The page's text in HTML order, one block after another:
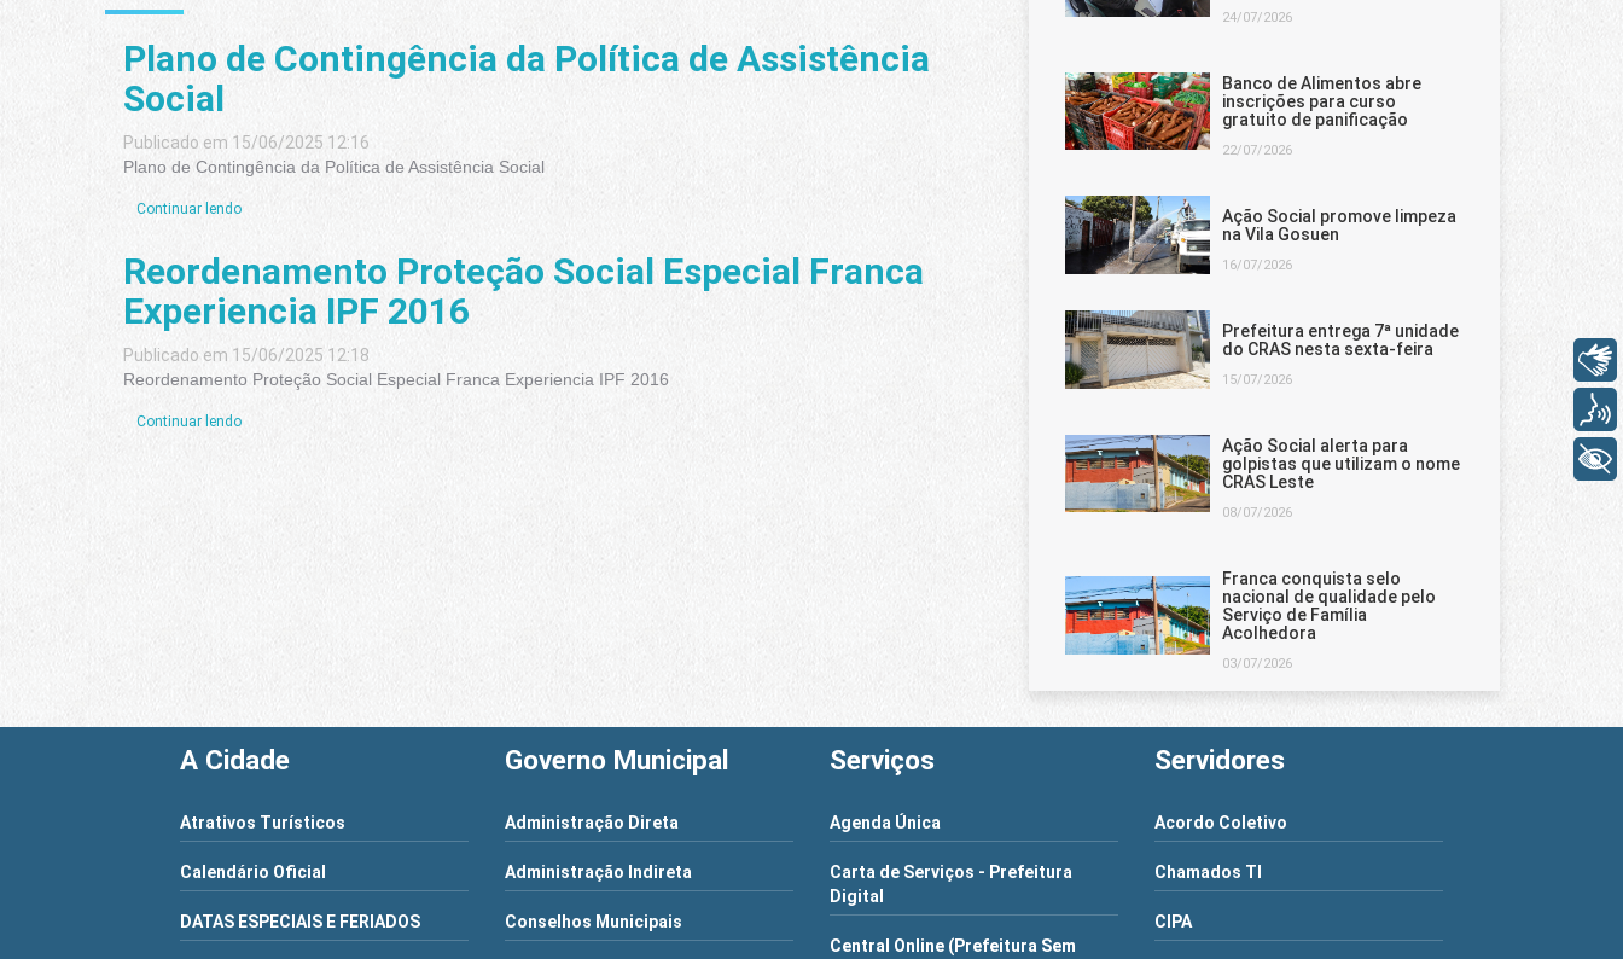
Plano de Contingência da Política de Assistência
Social
Publicado em 15/06/2025 12:16
Plano de Contingência da Política de Assistência Social
Continuar lendo
Reordenamento Proteção Social Especial Franca
Experiencia IPF 2016
Publicado em 15/06/2025 12:18
Reordenamento Proteção Social Especial Franca Experiencia IPF 2016
Continuar lendo
24/07/2026
Banco de Alimentos abre
inscrições para curso
gratuito de panificação
22/07/2026
Ação Social promove limpeza
na Vila Gosuen
16/07/2026
Prefeitura entrega 7ª unidade
do CRAS nesta sexta-feira
15/07/2026
Ação Social alerta para
golpistas que utilizam o nome
CRAS Leste
08/07/2026
Franca conquista selo
nacional de qualidade pelo
Serviço de Família
Acolhedora
03/07/2026
A Cidade
Atrativos Turísticos
Calendário Oficial
DATAS ESPECIAIS E FERIADOS
Governo Municipal
Administração Direta
Administração Indireta
Conselhos Municipais
Serviços
Agenda Única
Carta de Serviços - Prefeitura
Digital
Central Online (Prefeitura Sem
Servidores
Acordo Coletivo
Chamados TI
CIPA
+ Acessibilidade